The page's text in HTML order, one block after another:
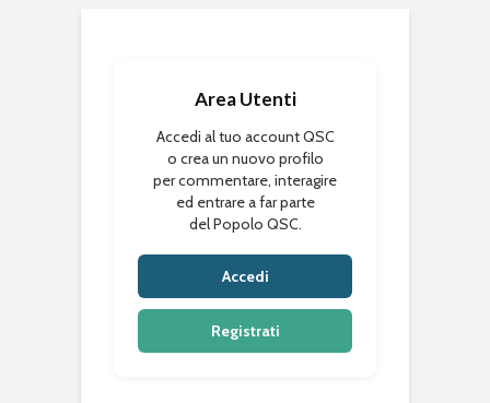
Area Utenti
Accedi al tuo account QSC
o crea un nuovo profilo
per commentare, interagire
ed entrare a far parte
del Popolo QSC.
Accedi
Registrati